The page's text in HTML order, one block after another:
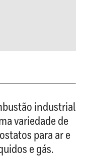
industrial
variedade de
para ar e
e gás.